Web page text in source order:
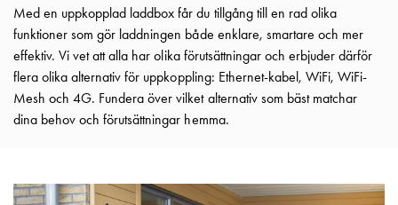
Elbilen
som
energicentral:
En
introduktion
V2H
och
Med en uppkopplad laddbox får du tillgång till en rad olika
funktioner som gör laddningen både enklare, smartare och mer
effektiv. Vi vet att alla har olika förutsättningar och erbjuder därför
flera olika alternativ för uppkoppling: Ethernet-kabel, WiFi, WiFi-
Mesh och 4G. Fundera över vilket alternativ som bäst matchar
dina behov och förutsättningar hemma.